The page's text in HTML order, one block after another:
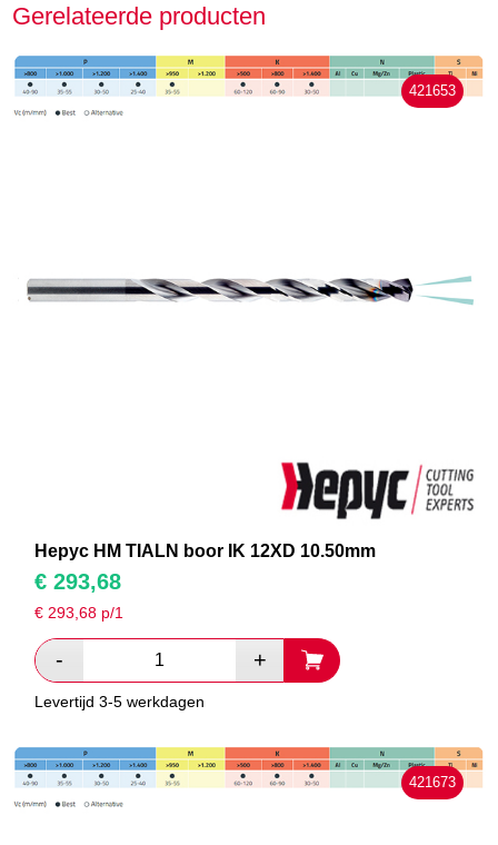
Gerelateerde producten
421653
Hepyc HM TIALN boor IK 12XD 10.50mm
€ 293,68
€ 293,68 p/1
Levertijd 3-5 werkdagen
421673